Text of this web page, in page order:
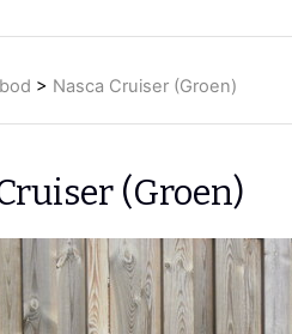
> Nasca Cruiser (Groen)
(Groen)